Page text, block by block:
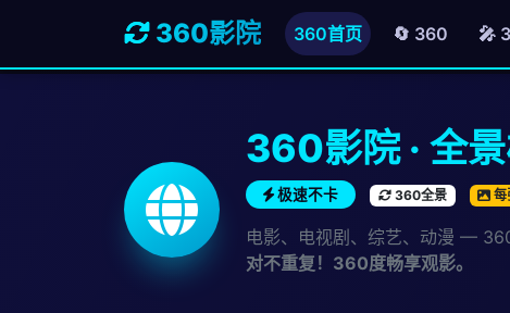
360影院 360首页 🔄 360 🎤
360影院 · 全
极速不卡 360全景 每
电影、电视剧、综艺、动漫 —
对不重复！360度畅享观影。